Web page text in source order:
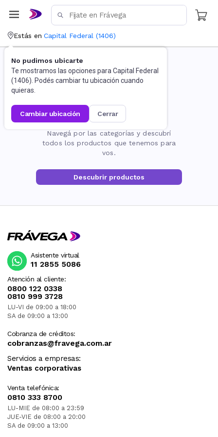
Estás en Capital Federal (1406)
No pudimos ubicarte
Te mostramos las opciones para Capital Federal
(1406). Podés cambiar tu ubicación cuando
quieras.
cambiar ubicación cerrar
La página no existe
Navegá por las categorías y descubrí
todos los productos que tenemos para
vos.
Descubrir productos
Atención al cliente:
0800 122 0338
0810 999 3728
LU-VI de 09:00 a 18:00
SA de 09:00 a 13:00
Cobranza de créditos:
cobranzas@fravega.com.ar
Servicios a empresas:
Ventas corporativas
Venta telefónica:
0810 333 8700
LU-MIE de 08:00 a 23:59
JUE-VIE de 08:00 a 20:00
SA de 09:00 a 13:00
Asistente virtual
11 2855 5086